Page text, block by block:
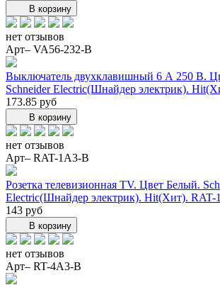
В корзину
нет отзывов
Арт– VA56-232-B
Выключатель двухклавишный 6 А 250 В.
Schneider Electric(Шнайдер электрик).
173.85 руб
В корзину
нет отзывов
Арт– RAT-1A3-B
Розетка телевизионная TV. Цвет Белый.
Electric(Шнайдер электрик). Hit(Хит). RAT-
143 руб
В корзину
нет отзывов
Арт– RT-4A3-B